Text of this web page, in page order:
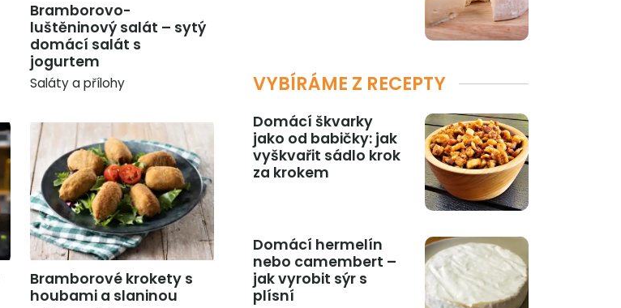
Bramborovo-
luštěninový salát – sytý
domácí salát s
jogurtem
Saláty a přílohy
Bramborové krokety s
houbami a slaninou
VYBÍRÁME Z RECEPTY
Domácí škvarky
jako od babičky: jak
vyškvařit sádlo krok
za krokem
Domácí hermelín
nebo camembert –
jak vyrobit sýr s
plísní